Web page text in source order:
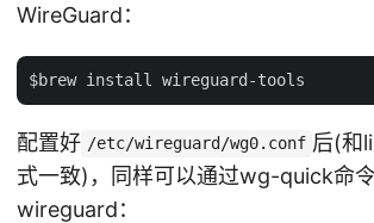
WireGuard：
配置好 /etc/wireguard/wg0.conf 后(和
式一致)，同样可以通过wg-quick命
wireguard：